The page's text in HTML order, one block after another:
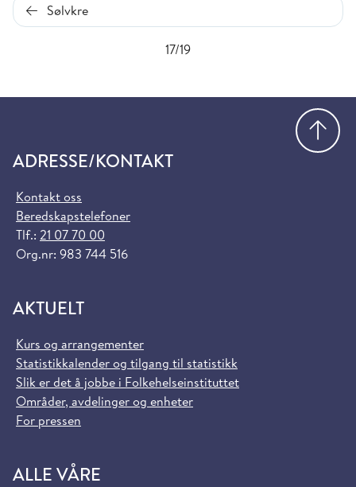
Sølvkre
17/19
ADRESSE/KONTAKT
Kontakt oss
Beredskapstelefoner
Tlf.: 21 07 70 00
Org.nr: 983 744 516
AKTUELT
Kurs og arrangementer
Statistikkalender og tilgang til statistikk
Slik er det å jobbe i Folkehelseinstituttet
Områder, avdelinger og enheter
For pressen
ALLE VÅRE